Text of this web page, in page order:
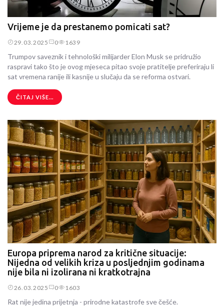
Vrijeme je da prestanemo pomicati sat?
29.03.2025 0 1639
Trumpov saveznik i tehnološki milijarder Elon Musk se pridružio
raspravi tako što je ovog mjeseca pitao svoje pratitelje preferiraju li
sat vremena ranije ili kasnije u slučaju da se reforma ostvari.
ČITAJ VIŠE...
Europa priprema narod za kritične situacije:
Nijedna od velikih kriza u posljednjim godinama
nije bila ni izolirana ni kratkotrajna
26.03.2025 0 1603
Rat nije jedina prijetnja - prirodne katastrofe sve češće.